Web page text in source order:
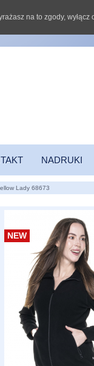
NADRUKI
Lady 68673
NEW
na to zgody,